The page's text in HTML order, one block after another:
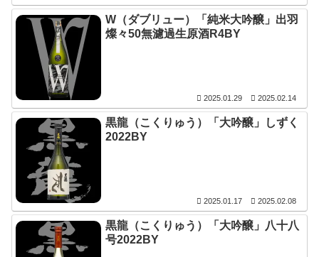
W（ダブリュー）「純米大吟醸」出羽
燦々50無濾過生原酒R4BY
2025.01.29 2025.02.14
黒龍（こくりゅう）「大吟醸」しずく
2022BY
2025.01.17 2025.02.08
黒龍（こくりゅう）「大吟醸」八十八
号2022BY